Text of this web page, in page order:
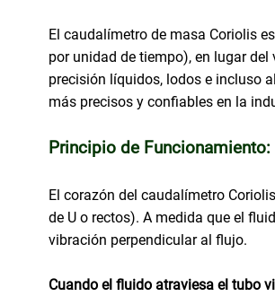
El caudalímetro de masa Coriolis
por unidad de tiempo), en lugar
precisión líquidos, lodos e incluso
más precisos y confiables en la
Principio de
El corazón del caudalímetro
de U o rectos). A medida que el
vibración perpendicular al flujo.
Cuando el fluido atraviesa el tubo